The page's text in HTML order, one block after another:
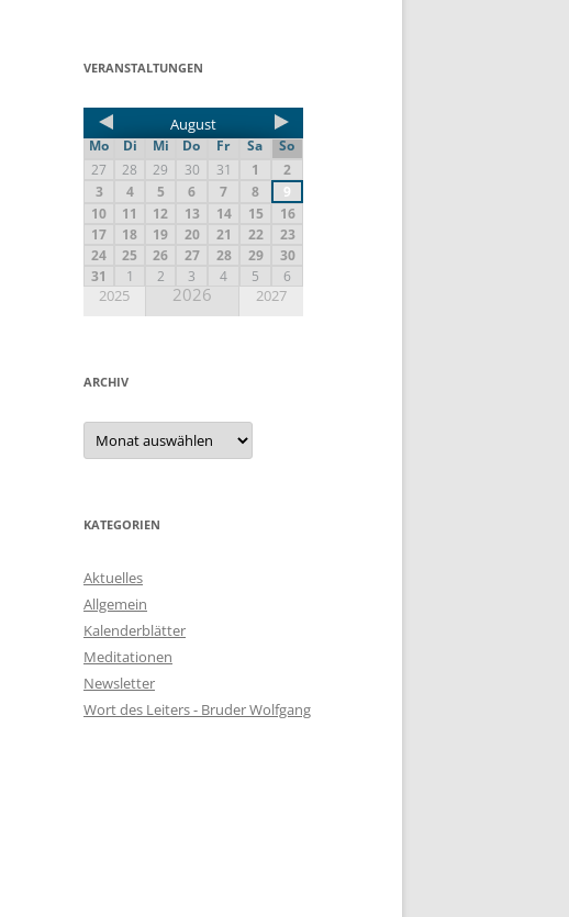
VERANSTALTUNGEN
August
Mo Di Mi Do Fr Sa
So
27
28 29 30 31 1
2
3
4 5 6 7 8
9
10
11 12 13 14 15
16
17
18 19 20 21 22
23
24
25 26 27 28 29
30
31
1 2 3 4 5 6
2025 2026 2027
ARCHIV
KATEGORIEN
Aktuelles
Allgemein
Kalenderblätter
Meditationen
Newsletter
Wort des Leiters - Bruder Wolfgang